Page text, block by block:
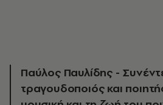
Παύλος Παυλίδης -
τραγουδοποιός και